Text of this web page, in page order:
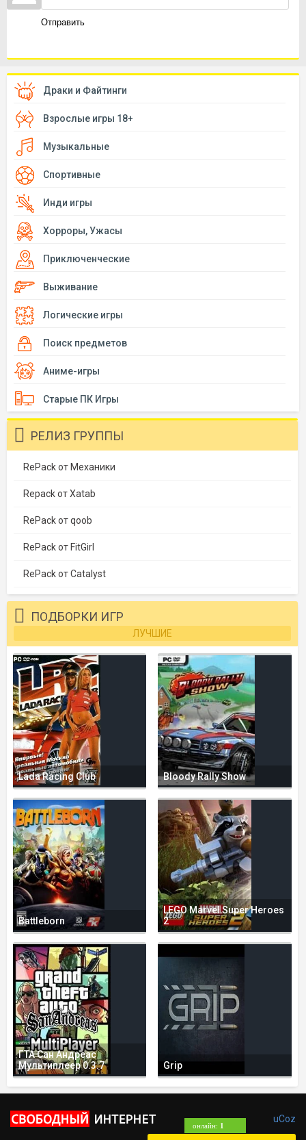
Отправить
Драки и Файтинги
Взрослые игры 18+
Музыкальные
Спортивные
Инди игры
Хорроры, Ужасы
Приключенческие
Выживание
Логические игры
Поиск предметов
Аниме-игры
Старые ПК Игры
РЕЛИЗ ГРУППЫ
RePack от Механики
Repack от Xatab
RePack от qoob
RePack от FitGirl
RePack от Catalyst
ПОДБОРКИ ИГР
ЛУЧШИЕ
Lada Racing Club Bloody Rally Show
Battleborn
LEGO Marvel Super Heroes
2
ГТА Сан Андреас
Мультиплеер 0.3.7
Grip
онлайн: 1
uCoz